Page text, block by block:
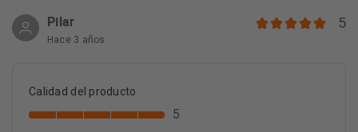
Pilar
Hace 3 años
5
Calidad del producto
5